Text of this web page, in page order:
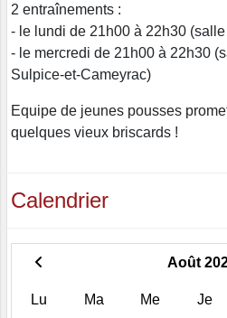
2 entraînements :
- le lundi de 21h00 à 22h30
- le mercredi de 21h00 à 22h30
Sulpice-et-Cameyrac)
Equipe de jeunes pousses
quelques vieux briscards !
Calendrier
Août
Lu Ma Me Je